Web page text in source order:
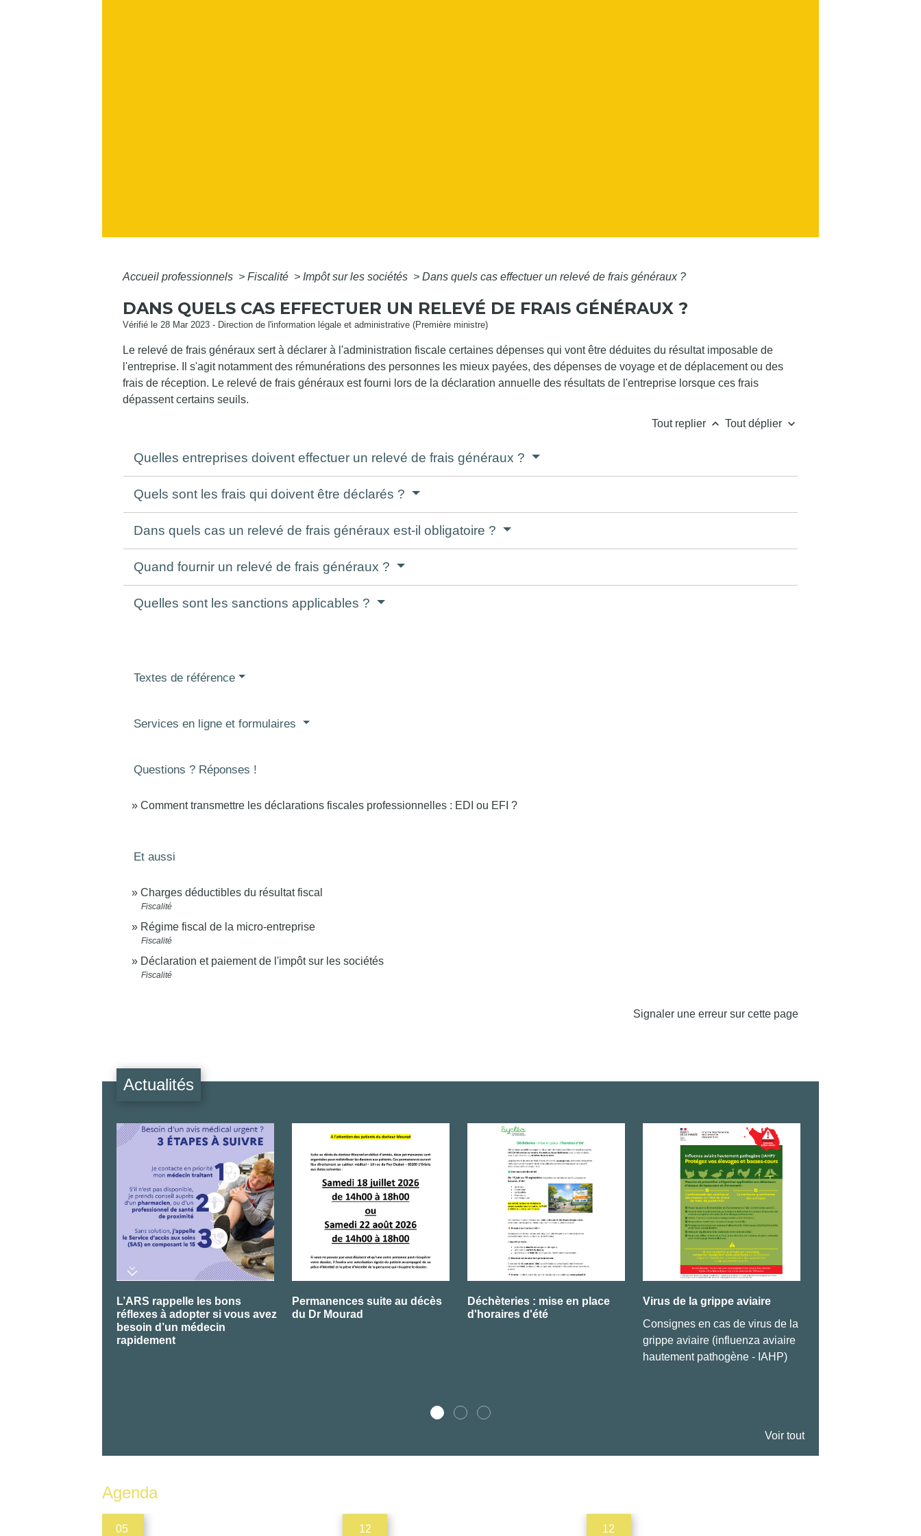
Accueil professionnels > Fiscalité > Impôt sur les sociétés > Dans quels cas effectuer un relevé de frais généraux ?
DANS QUELS CAS EFFECTUER UN RELEVÉ DE FRAIS GÉNÉRAUX ?
Vérifié le 28 Mar 2023 - Direction de l'information légale et administrative (Première ministre)
Le relevé de frais généraux sert à déclarer à l'administration fiscale certaines dépenses qui vont être déduites du résultat imposable de
l'entreprise. Il s'agit notamment des rémunérations des personnes les mieux payées, des dépenses de voyage et de déplacement ou des
frais de réception. Le relevé de frais généraux est fourni lors de la déclaration annuelle des résultats de l'entreprise lorsque ces frais
dépassent certains seuils.
Tout replier keyboard_arrow_up Tout déplier keyboard_arrow_down
Quelles entreprises doivent effectuer un relevé de frais généraux ?
Quels sont les frais qui doivent être déclarés ?
Dans quels cas un relevé de frais généraux est-il obligatoire ?
Quand fournir un relevé de frais généraux ?
Quelles sont les sanctions applicables ?
Textes de référence
Services en ligne et formulaires
Questions ? Réponses !
Comment transmettre les déclarations fiscales professionnelles : EDI ou EFI ?
Et aussi
Charges déductibles du résultat fiscal
Fiscalité
Régime fiscal de la micro-entreprise
Fiscalité
Déclaration et paiement de l'impôt sur les sociétés
Fiscalité
Signaler une erreur sur cette page
Actualités
L’ARS rappelle les bons
réflexes à adopter si vous avez
besoin d’un médecin
rapidement
Permanences suite au décès
du Dr Mourad
Déchèteries : mise en place
d'horaires d'été
Virus de la grippe aviaire
Consignes en cas de virus de la
grippe aviaire (influenza aviaire
hautement pathogène - IAHP)
Voir tout
Agenda
05
12
12